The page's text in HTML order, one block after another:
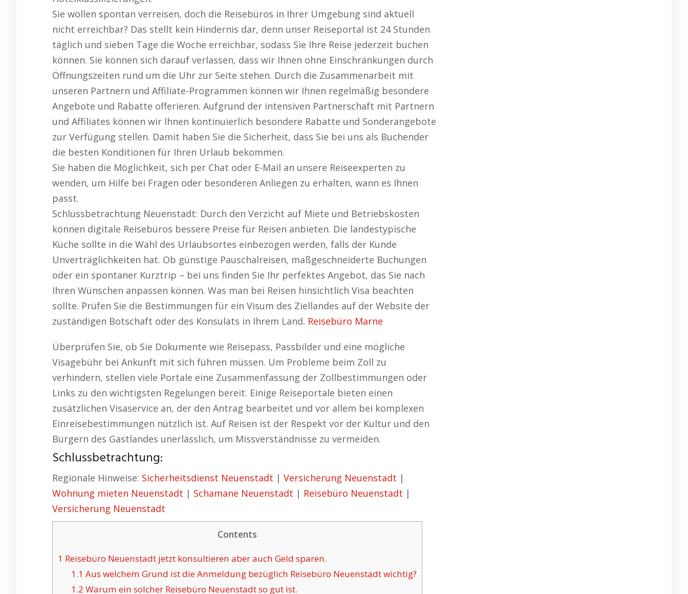
Sie wollen spontan verreisen, doch die Reisebüros in Ihrer Umgebung sind aktuell
nicht erreichbar? Das stellt kein Hindernis dar, denn unser Reiseportal ist 24 Stunden
täglich und sieben Tage die Woche erreichbar, sodass Sie Ihre Reise jederzeit buchen
können. Sie können sich darauf verlassen, dass wir Ihnen ohne Einschränkungen durch
Öffnungszeiten rund um die Uhr zur Seite stehen. Durch die Zusammenarbeit mit
unseren Partnern und Affiliate-Programmen können wir Ihnen regelmäßig besondere
Angebote und Rabatte offerieren. Aufgrund der intensiven Partnerschaft mit Partnern
und Affiliates können wir Ihnen kontinuierlich besondere Rabatte und Sonderangebote
zur Verfügung stellen. Damit haben Sie die Sicherheit, dass Sie bei uns als Buchender
die besten Konditionen für Ihren Urlaub bekommen.
Sie haben die Möglichkeit, sich per Chat oder E-Mail an unsere Reiseexperten zu
wenden, um Hilfe bei Fragen oder besonderen Anliegen zu erhalten, wann es Ihnen
passt.
Schlussbetrachtung Neuenstadt: Durch den Verzicht auf Miete und Betriebskosten
können digitale Reisebüros bessere Preise für Reisen anbieten. Die landestypische
Küche sollte in die Wahl des Urlaubsortes einbezogen werden, falls der Kunde
Unverträglichkeiten hat. Ob günstige Pauschalreisen, maßgeschneiderte Buchungen
oder ein spontaner Kurztrip – bei uns finden Sie Ihr perfektes Angebot, das Sie nach
Ihren Wünschen anpassen können. Was man bei Reisen hinsichtlich Visa beachten
sollte. Prüfen Sie die Bestimmungen für ein Visum des Ziellandes auf der Website der
zuständigen Botschaft oder des Konsulats in Ihrem Land. Reisebüro Marne
Überprüfen Sie, ob Sie Dokumente wie Reisepass, Passbilder und eine mögliche
Visagebühr bei Ankunft mit sich führen müssen. Um Probleme beim Zoll zu
verhindern, stellen viele Portale eine Zusammenfassung der Zollbestimmungen oder
Links zu den wichtigsten Regelungen bereit. Einige Reiseportale bieten einen
zusätzlichen Visaservice an, der den Antrag bearbeitet und vor allem bei komplexen
Einreisebestimmungen nützlich ist. Auf Reisen ist der Respekt vor der Kultur und den
Bürgern des Gastlandes unerlässlich, um Missverständnisse zu vermeiden.
Schlussbetrachtung:
Regionale Hinweise: Sicherheitsdienst Neuenstadt | Versicherung Neuenstadt |
Wohnung mieten Neuenstadt | Schamane Neuenstadt | Reisebüro Neuenstadt |
Versicherung Neuenstadt
Contents
1 Reisebüro Neuenstadt jetzt konsultieren aber auch Geld sparen.
1.1 Aus welchem Grund ist die Anmeldung bezüglich Reisebüro Neuenstadt wichtig?
1.2 Warum ein solcher Reisebüro Neuenstadt so gut ist.